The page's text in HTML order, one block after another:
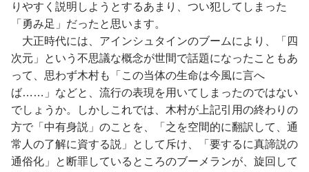
りやすく説明しようとするあまり、つい犯してしまった
「勇み足」だったと思います。
大正時代には、アインシュタインのブームにより、「四
次元」という不思議な概念が世間で話題になったこともあ
って、思わず木村も「この当体の生命は今風に言へ
ば……」などと、流行の表現を用いてしまったのではない
でしょうか。しかしこれでは、木村が上記引用の終わりの
方で「中有身説」のことを、「之を空間的に翻訳して、通
常人の了解に資する説」として斥け、「要するに真諦説の
通俗化」と断罪しているところのブーメランが、旋回して